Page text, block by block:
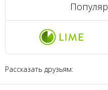
Рассказать друзьям: